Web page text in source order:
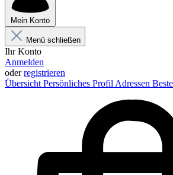
Mein Konto
Menü schließen
Ihr Konto
Anmelden
oderregistrieren
Übersicht Persönliches Profil Adressen